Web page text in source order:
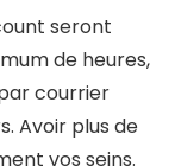
seront
de heures,
courrier
Avoir plus de
vos seins.